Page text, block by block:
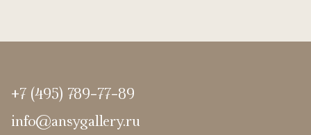
+7 (495) 789-77-89
info@ansygallery.ru